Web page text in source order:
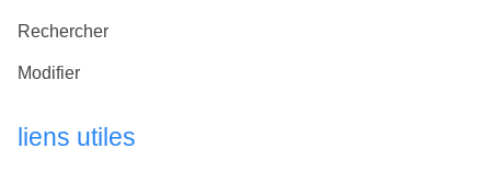
Rechercher
Modifier
liens utiles